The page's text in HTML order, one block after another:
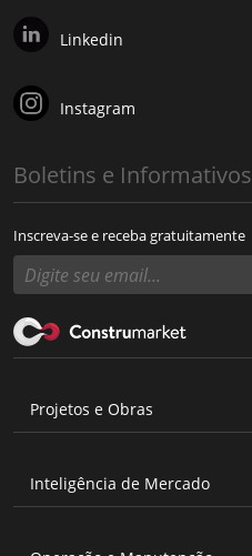
Linkedin
Instagram
Boletins e Informativos
Inscreva-se e receba gratuitamente
Projetos e Obras
Inteligência de Mercado